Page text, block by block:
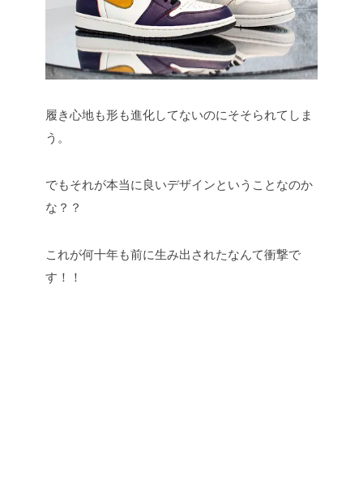
履き心地も形も進化してないのにそそられてしま
う。
でもそれが本当に良いデザインということなのか
な？？
これが何十年も前に生み出されたなんて衝撃で
す！！